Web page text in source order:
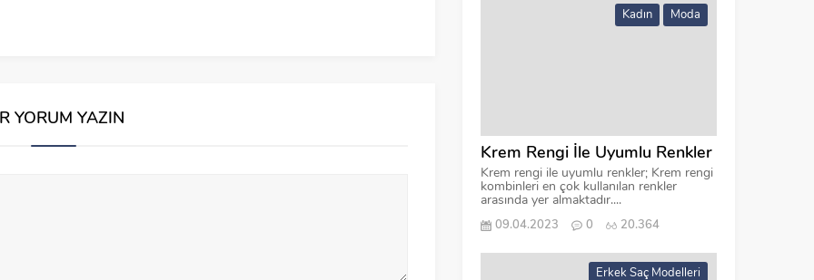
YORUM YAZIN
Kadın Moda
Krem Rengi İle Uyumlu Renkler
Krem rengi ile uyumlu renkler; Krem rengi
kombinleri en çok kullanılan renkler
arasında yer almaktadır....
09.04.2023 0 20.364
Erkek Saç Modelleri